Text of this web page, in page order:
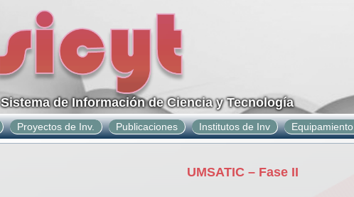
Sistema de Información de Ciencia y Tecnología
Proyectos de Inv. Publicaciones Institutos de Inv Equipamiento
UMSATIC – Fase II